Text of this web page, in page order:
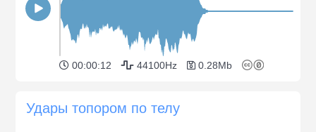
00:00:12 44100Hz 0.28Mb
Удары топором по телу